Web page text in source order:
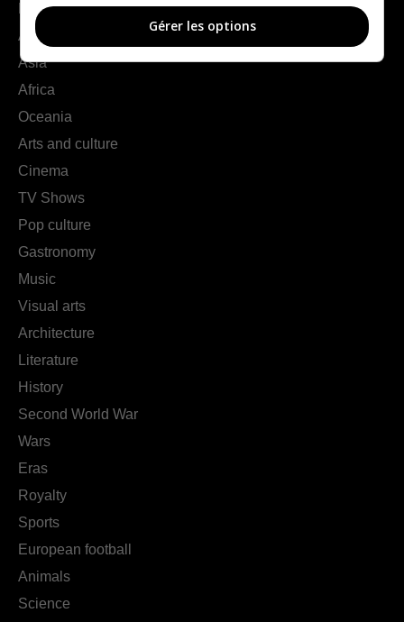
Europe
Americas
Asia
Africa
Oceania
Arts and culture
Cinema
TV Shows
Pop culture
Gastronomy
Music
Visual arts
Architecture
Literature
History
Second World War
Wars
Eras
Royalty
Sports
European football
Animals
Science
Gérer les options